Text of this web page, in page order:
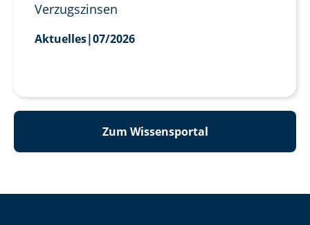
Verzugszinsen
Aktuelles|07/2026
Zum Wissensportal